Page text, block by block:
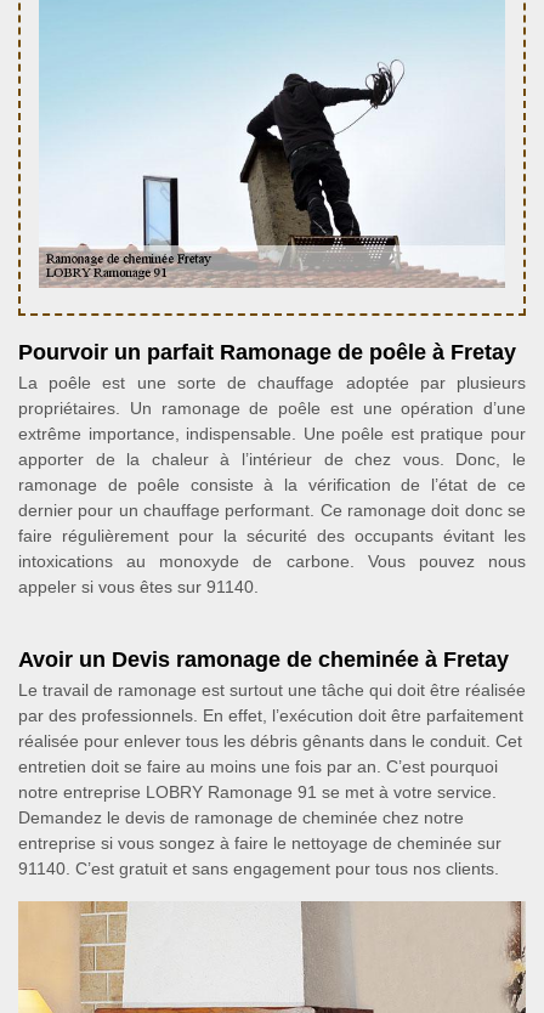
Pourvoir un parfait Ramonage de poêle à Fretay
La poêle est une sorte de chauffage adoptée par plusieurs
propriétaires. Un ramonage de poêle est une opération d’une
extrême importance, indispensable. Une poêle est pratique pour
apporter de la chaleur à l’intérieur de chez vous. Donc, le
ramonage de poêle consiste à la vérification de l’état de ce
dernier pour un chauffage performant. Ce ramonage doit donc se
faire régulièrement pour la sécurité des occupants évitant les
intoxications au monoxyde de carbone. Vous pouvez nous
appeler si vous êtes sur 91140.
Avoir un Devis ramonage de cheminée à Fretay
Le travail de ramonage est surtout une tâche qui doit être réalisée
par des professionnels. En effet, l’exécution doit être parfaitement
réalisée pour enlever tous les débris gênants dans le conduit. Cet
entretien doit se faire au moins une fois par an. C’est pourquoi
notre entreprise LOBRY Ramonage 91 se met à votre service.
Demandez le devis de ramonage de cheminée chez notre
entreprise si vous songez à faire le nettoyage de cheminée sur
91140. C’est gratuit et sans engagement pour tous nos clients.